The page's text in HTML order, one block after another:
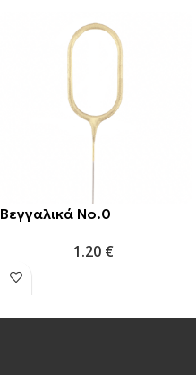
Βεγγαλικά Νο.0
1.20 €